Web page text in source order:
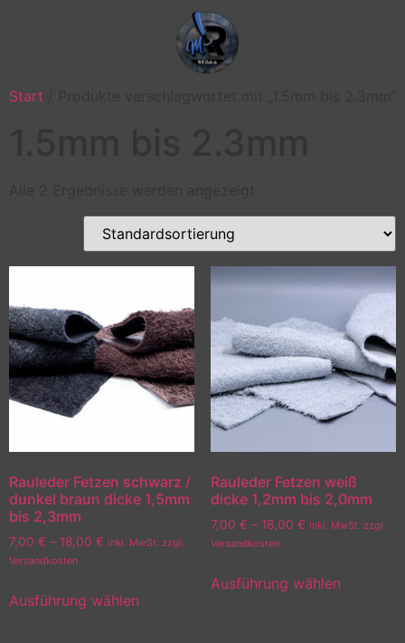
Start
Rauleder Fetzen schwarz /
dunkel braun dicke 1,5mm
bis 2,3mm
7,00 € – 18,00 € inkl. MwSt. zzgl.
Versandkosten
Ausführung wählen
Rauleder Fetzen weiß
dicke 1,2mm bis 2,0mm
7,00 € – 18,00 € inkl. MwSt. zzgl.
Versandkosten
Ausführung wählen